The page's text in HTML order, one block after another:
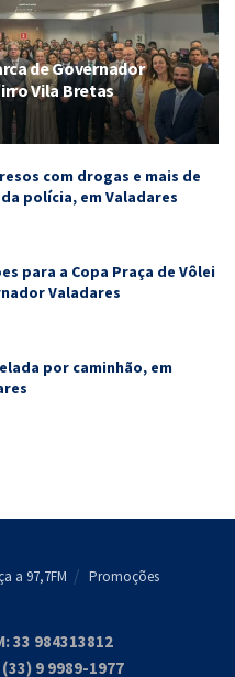
de Governador
Vila Bretas
com drogas e mais de
da polícia, em Valadares
para a Copa Praça de Vôlei
Valadares
por caminhão, em
a 97,7FM Promoções
33 984313812
9 9989-1977